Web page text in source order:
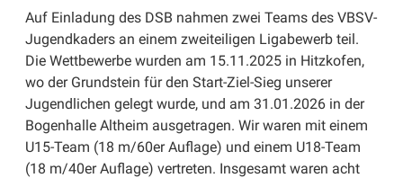
Auf Einladung des DSB nahmen zwei Teams des VBSV-
Jugendkaders an einem zweiteiligen Ligabewerb teil.
Die Wettbewerbe wurden am 15.11.2025 in Hitzkofen,
wo der Grundstein für den Start-Ziel-Sieg unserer
Jugendlichen gelegt wurde, und am 31.01.2026 in der
Bogenhalle Altheim ausgetragen. Wir waren mit einem
U15-Team (18 m/60er Auflage) und einem U18-Team
(18 m/40er Auflage) vertreten. Insgesamt waren acht